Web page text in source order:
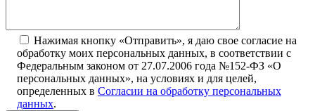
Нажимая кнопку «Отправить», я даю свое согласие на
обработку моих персональных данных, в соответствии с
Федеральным законом от 27.07.2006 года №152-ФЗ «О
персональных данных», на условиях и для целей,
определенных в Согласии на обработку персональных
данных.